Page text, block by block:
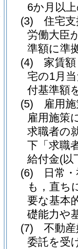
6か月以
(3)
住宅
労働大臣
準額に準
(4)
家賃
宅の1月
付基準額
(5)
雇用
雇用施策
求職者の
下「求職
給付金(以
(6)
日常
も，直ち
要な基本
礎能力や
(7)
不動
委託を受